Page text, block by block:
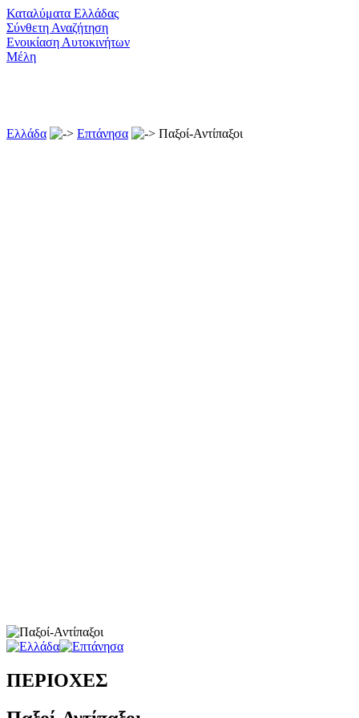
Καταλύματα Ελλάδας
Σύνθετη Αναζήτηση
Ενοικίαση Αυτοκινήτων
Μέλη
Ελλάδα Επτάνησα Παξοί-Αντίπαξοι
ΠΕΡΙΟΧΕΣ